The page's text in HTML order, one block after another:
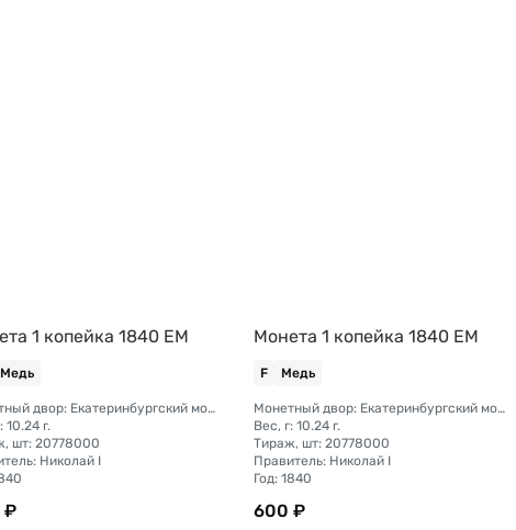
1 копейка 1840 ЕМ
Медь
Монетный двор: Екатеринбургский монетный двор
10.24 г.
шт: 20778000
Николай I
₽
Монета 1 копейка 1840 ЕМ
F Медь
Монетный двор: Екатеринбургский монетный двор
Вес, г: 10.24 г.
Тираж, шт: 20778000
Правитель: Николай I
Год: 1840
600 ₽